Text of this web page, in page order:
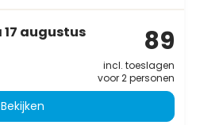
17 augustus 89
incl. toeslagen
voor 2 personen
Bekijken